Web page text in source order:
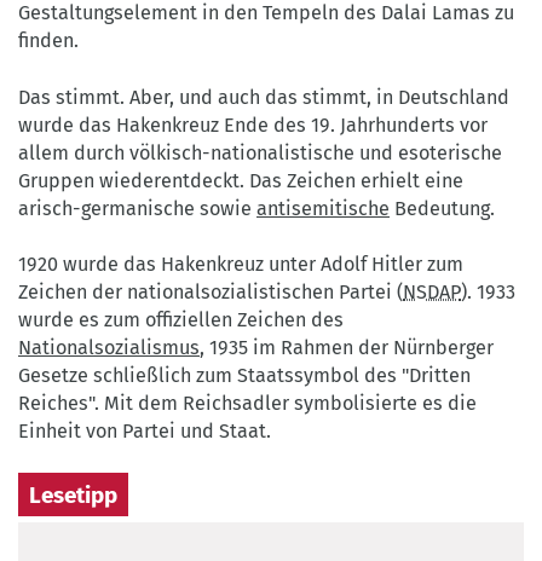
Gestaltungselement in den Tempeln des Dalai Lamas zu
finden.
Das stimmt. Aber, und auch das stimmt, in Deutschland
wurde das Hakenkreuz Ende des 19. Jahrhunderts vor
allem durch völkisch-nationalistische und esoterische
Gruppen wiederentdeckt. Das Zeichen erhielt eine
arisch-germanische sowie antisemitische Bedeutung.
1920 wurde das Hakenkreuz unter Adolf Hitler zum
Zeichen der nationalsozialistischen Partei (NSDAP). 1933
wurde es zum offiziellen Zeichen des
Nationalsozialismus, 1935 im Rahmen der Nürnberger
Gesetze schließlich zum Staatssymbol des "Dritten
Reiches". Mit dem Reichsadler symbolisierte es die
Einheit von Partei und Staat.
Lesetipp